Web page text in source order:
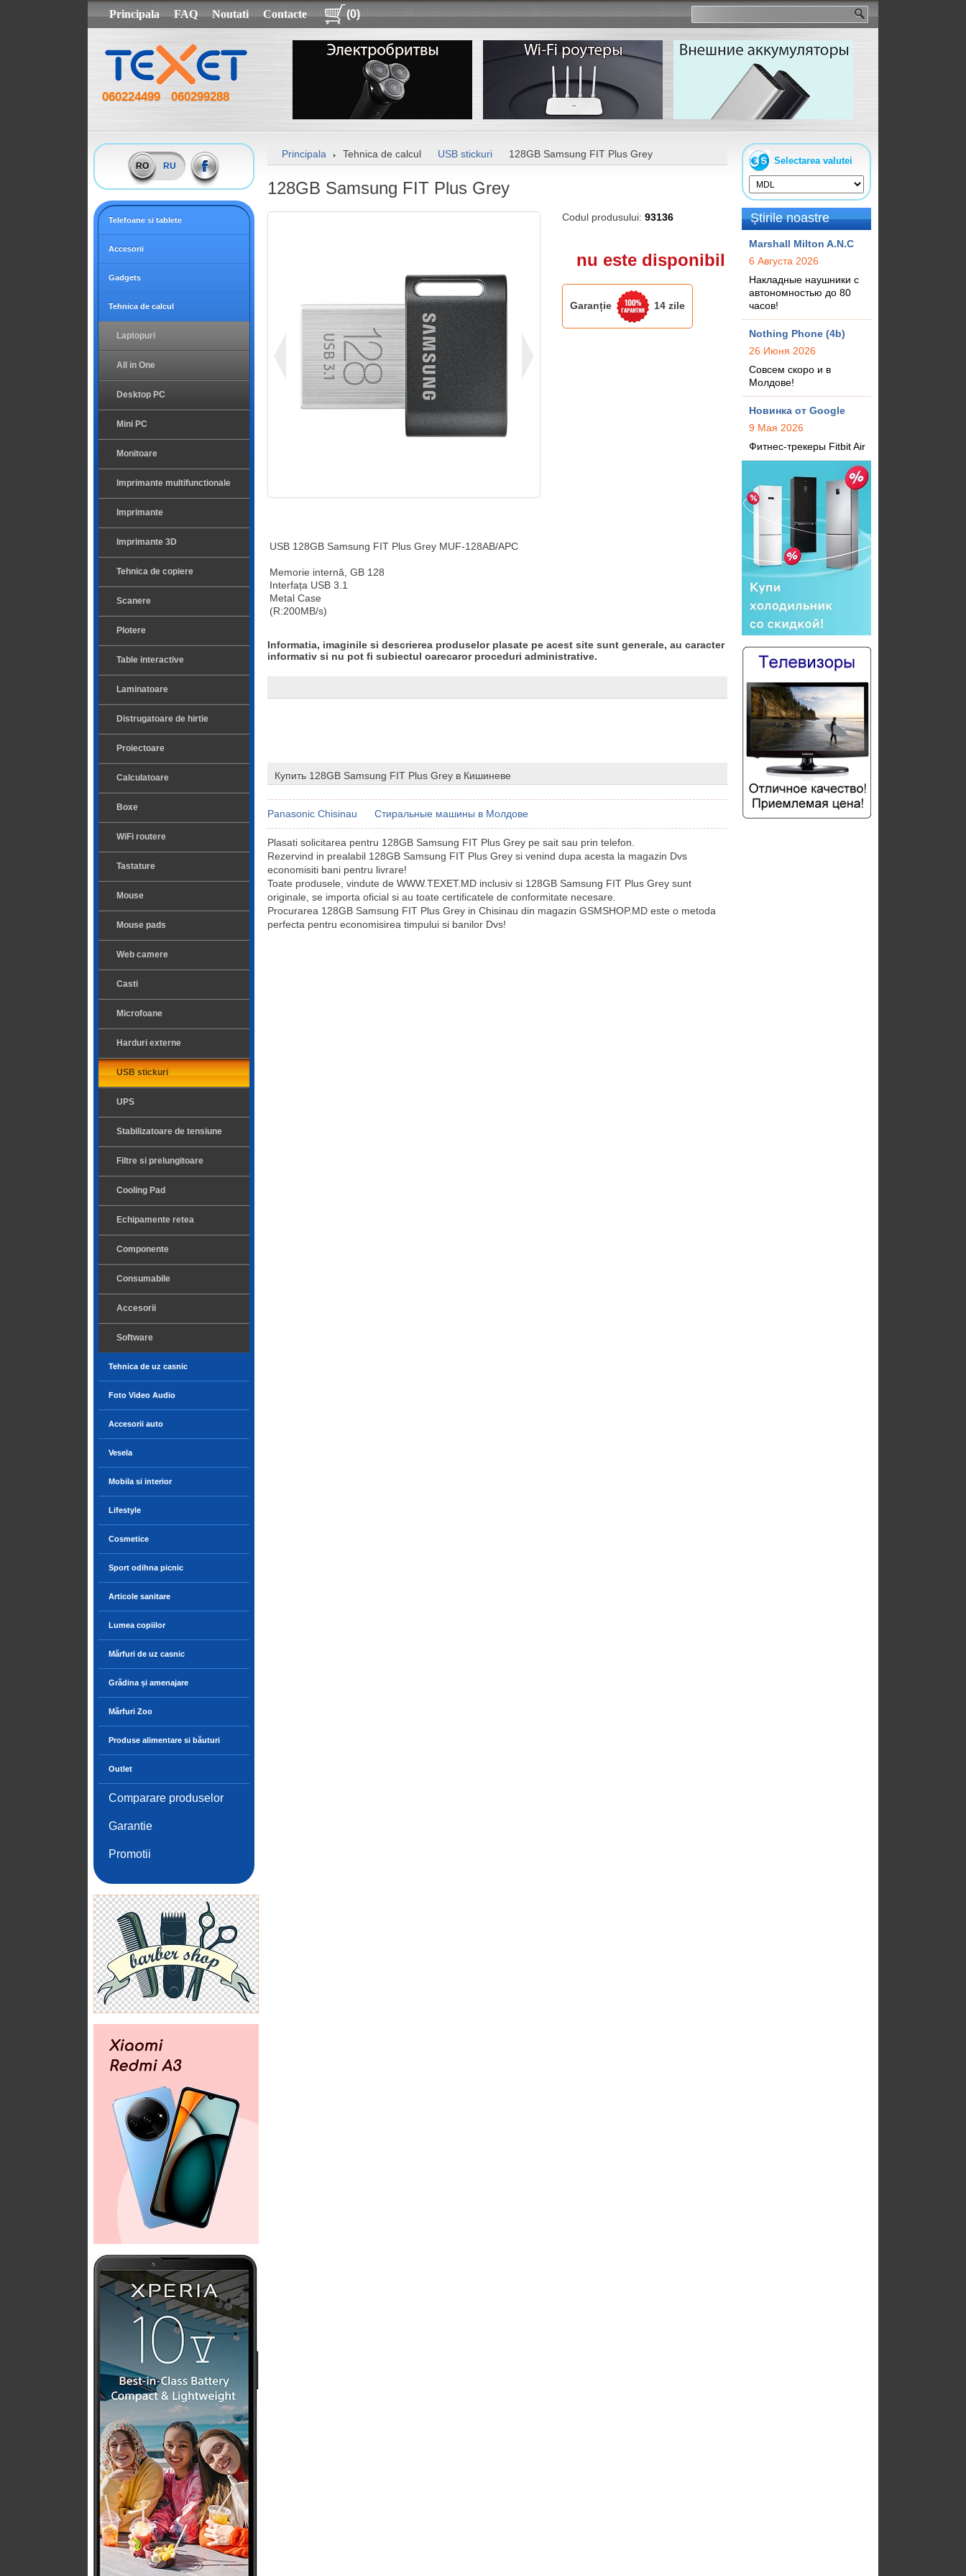
Principala FAQ Noutati Contacte (0)
060224499 060299288
RO RU
Telefoane si tablete
Accesorii
Gadgets
Tehnica de calcul
Laptopuri
All in One
Desktop PC
Mini PC
Monitoare
Imprimante multifunctionale
Imprimante
Imprimante 3D
Tehnica de copiere
Scanere
Plotere
Table interactive
Laminatoare
Distrugatoare de hirtie
Proiectoare
Calculatoare
Boxe
WiFi routere
Tastature
Mouse
Mouse pads
Web camere
Casti
Microfoane
Harduri externe
USB stickuri
UPS
Stabilizatoare de tensiune
Filtre si prelungitoare
Cooling Pad
Echipamente retea
Componente
Consumabile
Accesorii
Software
Tehnica de uz casnic
Foto Video Audio
Accesorii auto
Vesela
Mobila si interior
Lifestyle
Cosmetice
Sport odihna picnic
Articole sanitare
Lumea copiilor
Mărfuri de uz casnic
Grădina și amenajare
Mărfuri Zoo
Produse alimentare si băuturi
Outlet
Comparare produselor
Garantie
Promotii
Principala Tehnica de calcul USB stickuri 128GB Samsung FIT Plus Grey
128GB Samsung FIT Plus Grey
Codul produsului: 93136
nu este disponibil
Garanție 14 zile
USB 128GB Samsung FIT Plus Grey MUF-128AB/APC
Memorie internă, GB 128
Interfața USB 3.1
Metal Case
(R:200MB/s)
Informatia, imaginile si descrierea produselor plasate pe acest site sunt generale, au caracter
informativ si nu pot fi subiectul oarecaror proceduri administrative.
Купить 128GB Samsung FIT Plus Grey в Кишиневе
Panasonic Chisinau Стиральные машины в Молдове
Plasati solicitarea pentru 128GB Samsung FIT Plus Grey pe sait sau prin telefon.
Rezervind in prealabil 128GB Samsung FIT Plus Grey si venind dupa acesta la magazin Dvs
economisiti bani pentru livrare!
Toate produsele, vindute de WWW.TEXET.MD inclusiv si 128GB Samsung FIT Plus Grey sunt
originale, se importa oficial si au toate certificatele de conformitate necesare.
Procurarea 128GB Samsung FIT Plus Grey in Chisinau din magazin GSMSHOP.MD este o metoda
perfecta pentru economisirea timpului si banilor Dvs!
Selectarea valutei
Știrile noastre
Marshall Milton A.N.C
6 Августа 2026
Накладные наушники с
автономностью до 80
часов!
Nothing Phone (4b)
26 Июня 2026
Совсем скоро и в
Молдове!
Новинка от Google
9 Мая 2026
Фитнес-трекеры Fitbit Air